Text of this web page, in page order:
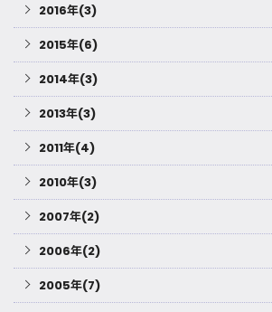
2016年(3)
2015年(6)
2014年(3)
2013年(3)
2011年(4)
2010年(3)
2007年(2)
2006年(2)
2005年(7)